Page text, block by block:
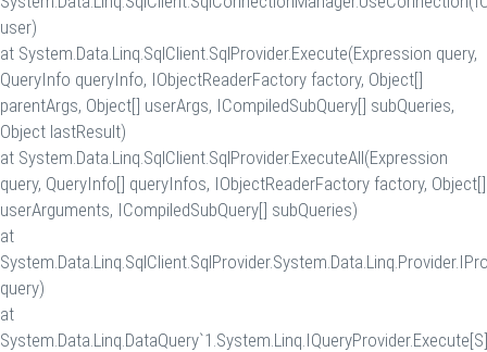
user)
at System.Data.Linq.SqlClient.SqlProvider.Execute(Expression query,
QueryInfo queryInfo, IObjectReaderFactory factory, Object[]
parentArgs, Object[] userArgs, ICompiledSubQuery[] subQueries,
Object lastResult)
at System.Data.Linq.SqlClient.SqlProvider.ExecuteAll(Expression
query, QueryInfo[] queryInfos, IObjectReaderFactory factory, Object[]
userArguments, ICompiledSubQuery[] subQueries)
at
query)
at
System.Data.Linq.DataQuery`1.System.Linq.IQueryProvider.Execute[S]